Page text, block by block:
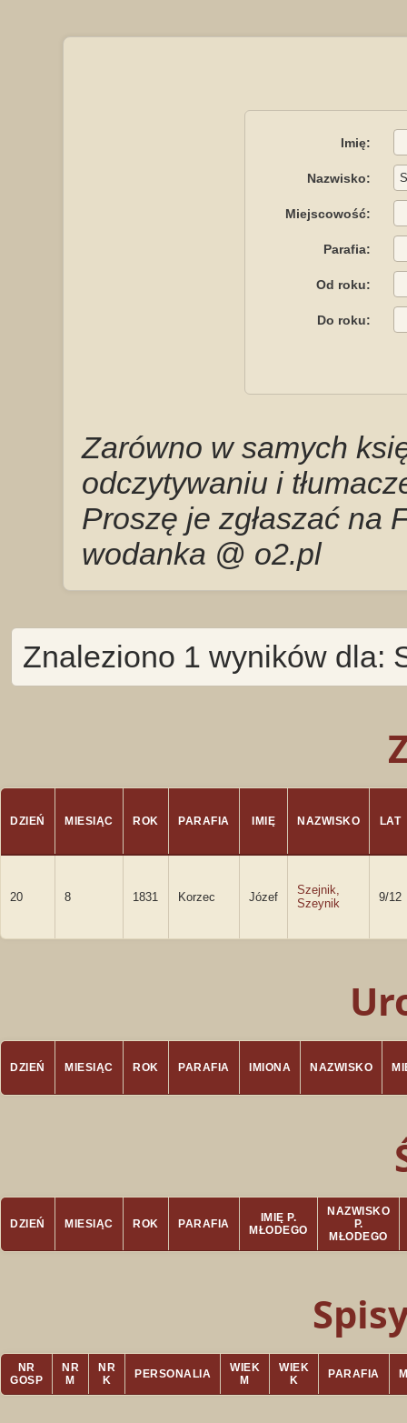
Imię:
Nazwisko:
Miejscowość:
Parafia:
Od roku:
Do roku:
Zarówno w samych
odczytywaniu i
Proszę je zgłaszać na
wodanka @ o2.pl
Znaleziono 1 wyników dla:
DZIEŃ MIESIĄC ROK PARAFIA IMIĘ NAZWISKO LAT
20 8 1831 Korzec Józef
Szejnik,
Szeynik
9/12
DZIEŃ MIESIĄC ROK PARAFIA IMIONA NAZWISKO
DZIEŃ MIESIĄC ROK PARAFIA
IMIĘ P.
MŁODEGO
NAZWISKO
P.
MŁODEGO
NR
GOSP
NR
M
NR
K
PERSONALIA
WIEK
M
WIEK
K
PARAFIA